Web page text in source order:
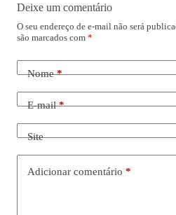
Deixe um comentário
O seu endereço de e-mail não será
são marcados com *
Nome*
E-mail*
Site
Adicionar comentário *